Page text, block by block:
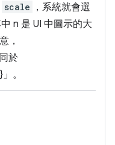
scale
，系統就會選
n 是 UI 中圖示的大
，
於
。